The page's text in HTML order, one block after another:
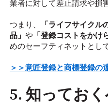
業者に対して差止請求や損
つまり、
「ライフサイク
品」 や 「登録コストをかけ
めのセーフティネットとし
＞＞意匠登録と商標登録の
5. 知ってお